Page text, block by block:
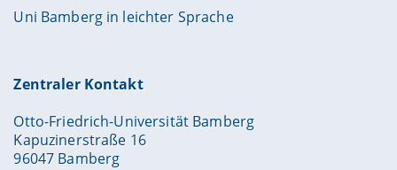
Uni Bamberg in leichter Sprache
Zentraler Kontakt
Otto-Friedrich-Universität Bamberg
Kapuzinerstraße 16
96047 Bamberg